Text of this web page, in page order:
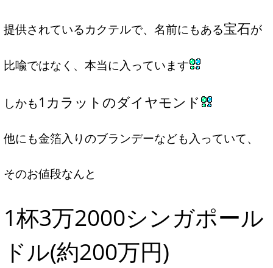
提供されているカクテルで、名前にもある宝石が
比喩ではなく、本当に入っています
しかも 1カラットのダイヤモンド
他にも金箔入りのブランデーなども入っていて、
そのお値段なんと
1杯3万2000シンガポール
ドル(約200万円)